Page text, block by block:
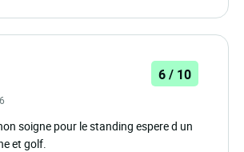
6 / 10
soigne pour le standing espere d un
et golf.